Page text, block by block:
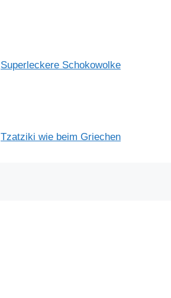
Superleckere Schokowolke
Tzatziki wie beim Griechen